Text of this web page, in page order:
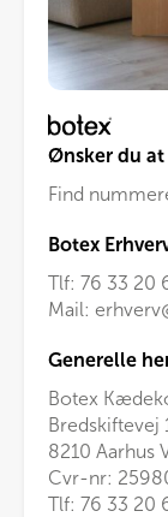
Ønsker du
Find
Botex
Tlf: 76 33 20
Mail:
Generelle
Botex
Bredskiftevej
8210 Aarhus
Cvr-nr:
Tlf: 76 33 20